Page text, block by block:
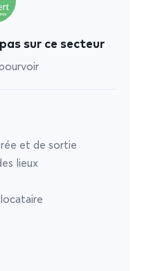
sur ce secteur
et de sortie
lieux